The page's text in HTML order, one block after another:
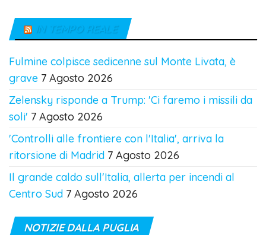
IN TEMPO REALE
Fulmine colpisce sedicenne sul Monte Livata, è
grave 7 Agosto 2026
Zelensky risponde a Trump: 'Ci faremo i missili da
soli' 7 Agosto 2026
'Controlli alle frontiere con l'Italia', arriva la
ritorsione di Madrid 7 Agosto 2026
Il grande caldo sull'Italia, allerta per incendi al
Centro Sud 7 Agosto 2026
NOTIZIE DALLA PUGLIA